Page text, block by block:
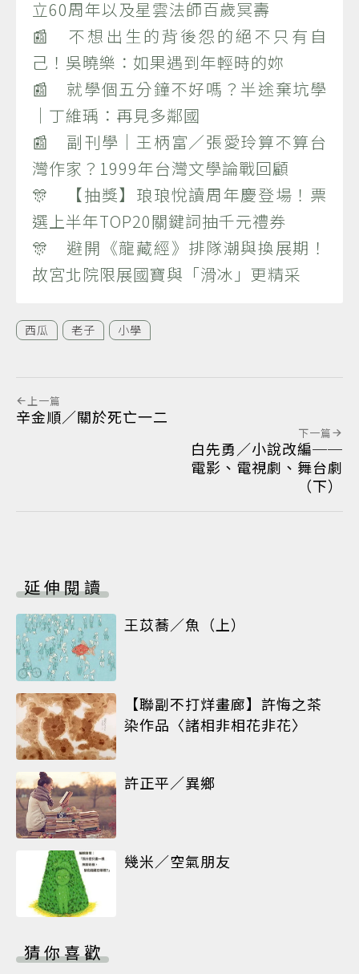
立60周年以及星雲法師百歲冥壽
📰 不想出生的背後怨的絕不只有自
己！吳曉樂：如果遇到年輕時的妳
📰 就學個五分鐘不好嗎？半途棄坑學
｜丁維瑀：再見多鄰國
📰 副刊學｜王柄富／張愛玲算不算台
灣作家？1999年台灣文學論戰回顧
🎊 【抽獎】琅琅悅讀周年慶登場！票
選上半年TOP20關鍵詞抽千元禮券
🎊 避開《龍藏經》排隊潮與換展期！
故宮北院限展國寶與「滑冰」更精采
西瓜 老子 小學
上一篇
辛金順／關於死亡一二
下一篇
白先勇／小說改編──
電影、電視劇、舞台劇
（下）
延伸閱讀
王苡蕎／魚（上）
【聯副不打烊畫廊】許悔之茶
染作品〈諸相非相花非花〉
許正平／異鄉
幾米／空氣朋友
猜你喜歡